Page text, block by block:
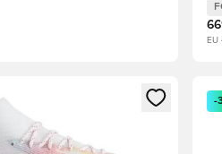
EU
til at logge ind eller tilmelde
-